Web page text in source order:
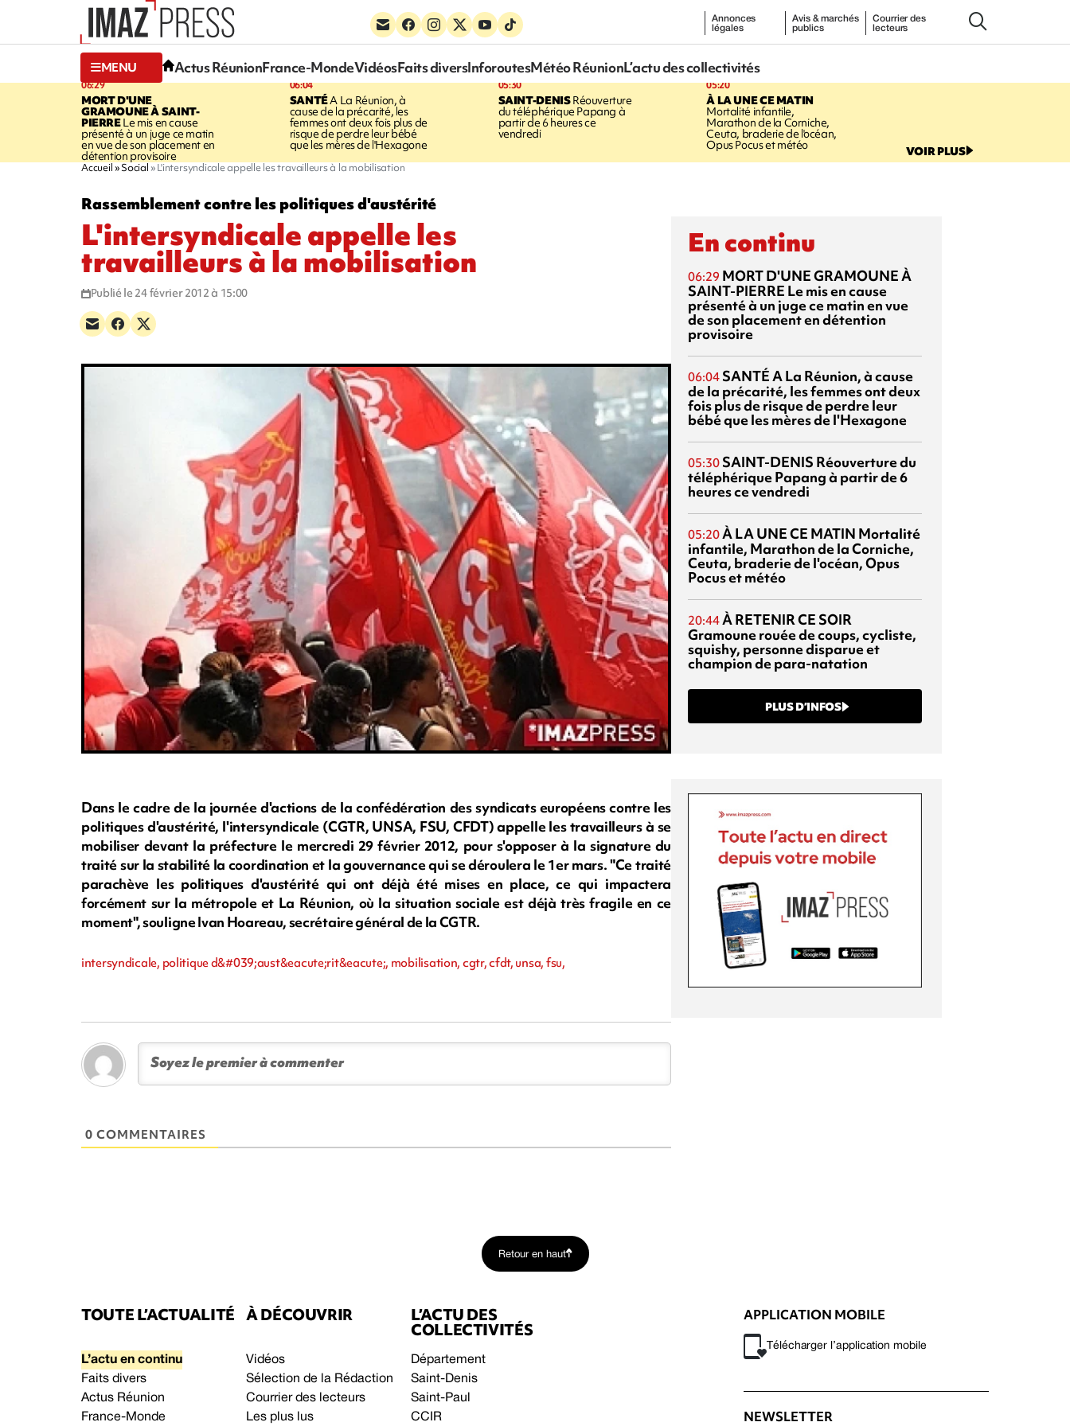
Annonces
légales
Avis & marchés
publics
Courrier des
lecteurs
MENU Actus RéunionFrance-MondeVidéosFaits diversInforoutesMétéo RéunionL’actu des collectivités
06:29
MORT D'UNE
GRAMOUNE À SAINT-
PIERRELe mis en cause
présenté à un juge ce matin
en vue de son placement en
détention provisoire
06:04
SANTÉA La Réunion, à
cause de la précarité, les
femmes ont deux fois plus de
risque de perdre leur bébé
que les mères de l'Hexagone
05:30
SAINT-DENISRéouverture
du téléphérique Papang à
partir de 6 heures ce
vendredi
05:20
À LA UNE CE MATIN
Mortalité infantile,
Marathon de la Corniche,
Ceuta, braderie de l'océan,
Opus Pocus et météo VOIR PLUS
Accueil Social L'intersyndicale appelle les travailleurs à la mobilisation
Rassemblement contre les politiques d'austérité
L'intersyndicale appelle les
travailleurs à la mobilisation
Publié le 24 février 2012 à 15:00
Dans le cadre de la journée d'actions de la confédération des syndicats européens contre les
politiques d'austérité, l'intersyndicale (CGTR, UNSA, FSU, CFDT) appelle les travailleurs à se
mobiliser devant la préfecture le mercredi 29 février 2012, pour s'opposer à la signature du
traité sur la stabilité la coordination et la gouvernance qui se déroulera le 1er mars. "Ce traité
parachève les politiques d'austérité qui ont déjà été mises en place, ce qui impactera
forcément sur la métropole et La Réunion, où la situation sociale est déjà très fragile en ce
moment", souligne Ivan Hoareau, secrétaire général de la CGTR.
intersyndicale, politique d&#039;aust&eacute;rit&eacute;, mobilisation, cgtr, cfdt, unsa, fsu,
0 COMMENTAIRES
En continu
06:29 MORT D'UNE GRAMOUNE À
SAINT-PIERRE Le mis en cause
présenté à un juge ce matin en vue
de son placement en détention
provisoire
06:04 SANTÉA La Réunion, à cause
de la précarité, les femmes ont deux
fois plus de risque de perdre leur
bébé que les mères de l'Hexagone
05:30 SAINT-DENIS Réouverture du
téléphérique Papang à partir de 6
heures ce vendredi
05:20À LA UNE CE MATIN Mortalité
infantile, Marathon de la Corniche,
Ceuta, braderie de l'océan, Opus
Pocus et météo
20:44À RETENIR CE SOIR
Gramoune rouée de coups, cycliste,
squishy, personne disparue et
champion de para-natation
PLUS D’INFOS
Retour en haut
TOUTE L’ACTUALITÉ
L’actu en continu
Faits divers
Actus Réunion
France-Monde
À DÉCOUVRIR
Vidéos
Sélection de la Rédaction
Courrier des lecteurs
Les plus lus
L’ACTU DES
COLLECTIVITÉS
Département
Saint-Denis
Saint-Paul
CCIR
APPLICATION MOBILE
Télécharger l’application mobile
NEWSLETTER